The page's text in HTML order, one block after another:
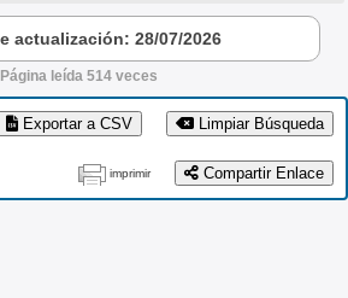
actualización: 28/07/2026
Página leída 514 veces
Limpiar Búsqueda
Exportar a CSV
Compartir Enlace
imprimir